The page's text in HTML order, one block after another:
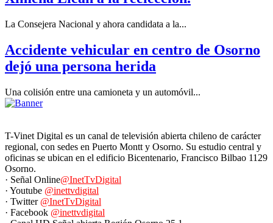
La Consejera Nacional y ahora candidata a la...
Accidente vehicular en centro de Osorno
dejó una persona herida
Una colisión entre una camioneta y un automóvil...
T-Vinet Digital es un canal de televisión abierta chileno de carácter
regional, con sedes en Puerto Montt y Osorno. Su estudio central y
oficinas se ubican en el edificio Bicentenario, Francisco Bilbao 1129
Osorno.
· Señal Online@InetTvDigital
· Youtube @inettvdigital
· Twitter @InetTvDigital
· Facebook @inettvdigital